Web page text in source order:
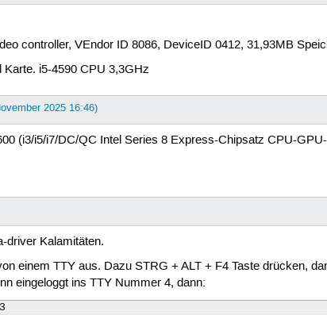
controller, VEndor ID 8086, DeviceID 0412, 31,93MB
Karte. i5-4590 CPU 3,3GHz
2025 16:46)
(i3/i5/i7/DC/QC Intel Series 8 Express-Chipsatz CPU-
driver Kalamitäten.
einem TTY aus. Dazu STRG + ALT + F4 Taste drücken,
eingeloggt ins TTY Nummer 4, dann: